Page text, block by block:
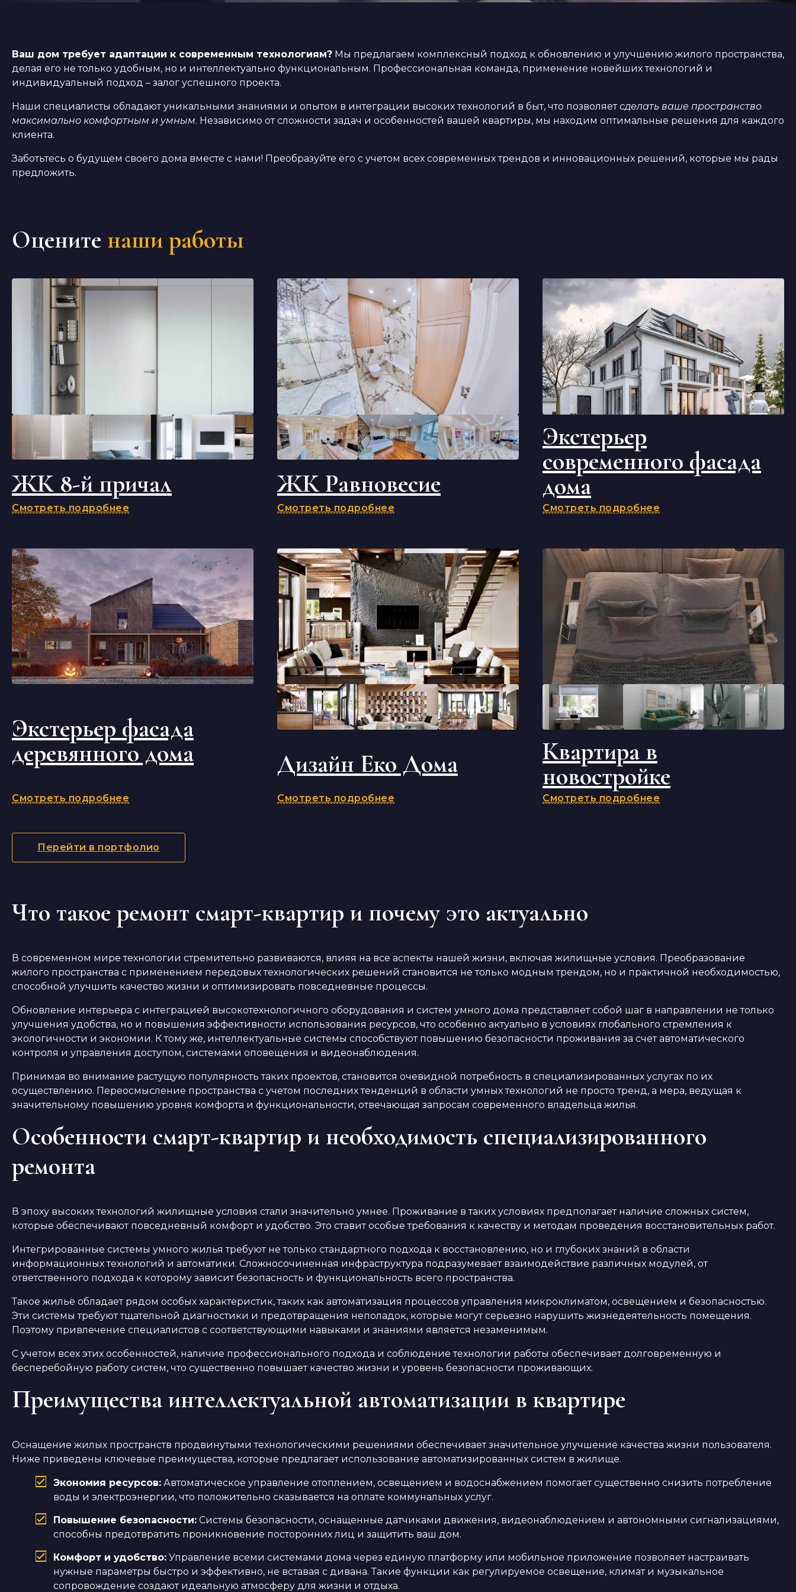
Ваш дом требует адаптации к современным технологиям? Мы предлагаем комплексный подход к обновлению и улучшению жилого пространства,
делая его не только удобным, но и интеллектуально функциональным. Профессиональная команда, применение новейших технологий и
индивидуальный подход – залог успешного проекта.
Наши специалисты обладают уникальными знаниями и опытом в интеграции высоких технологий в быт, что позволяетсделать ваше пространство
максимально комфортным и умным. Независимо от сложности задач и особенностей вашей квартиры, мы находим оптимальные решения для каждого
клиента.
Заботьтесь о будущем своего дома вместе с нами! Преобразуйте его с учетом всех современных трендов и инновационных решений, которые мы рады
предложить.
Оцените наши работы
ЖК 8-й причал
Смотреть подробнее
ЖК Равновесие
Смотреть подробнее
Экстерьер
современного фасада
дома
Смотреть подробнее
Экстерьер фасада
деревянного дома
Смотреть подробнее
Дизайн Еко Дома
Смотреть подробнее
Квартира в
новостройке
Смотреть подробнее
Перейти в портфолио
Что такое ремонт смарт-квартир и почему это актуально
В современном мире технологии стремительно развиваются, влияя на все аспекты нашей жизни, включая жилищные условия. Преобразование
жилого пространства с применением передовых технологических решений становится не только модным трендом, но и практичной необходимостью,
способной улучшить качество жизни и оптимизировать повседневные процессы.
Обновление интерьера с интеграцией высокотехнологичного оборудования и систем умного дома представляет собой шаг в направлении не только
улучшения удобства, но и повышения эффективности использования ресурсов, что особенно актуально в условиях глобального стремления к
экологичности и экономии. К тому же, интеллектуальные системы способствуют повышению безопасности проживания за счет автоматического
контроля и управления доступом, системами оповещения и видеонаблюдения.
Принимая во внимание растущую популярность таких проектов, становится очевидной потребность в специализированных услугах по их
осуществлению. Переосмысление пространства с учетом последних тенденций в области умных технологий не просто тренд, а мера, ведущая к
значительному повышению уровня комфорта и функциональности, отвечающая запросам современного владельца жилья.
Особенности смарт-квартир и необходимость специализированного
ремонта
В эпоху высоких технологий жилищные условия стали значительно умнее. Проживание в таких условиях предполагает наличие сложных систем,
которые обеспечивают повседневный комфорт и удобство. Это ставит особые требования к качеству и методам проведения восстановительных работ.
Интегрированные системы умного жилья требуют не только стандартного подхода к восстановлению, но и глубоких знаний в области
информационных технологий и автоматики. Сложносочиненная инфраструктура подразумевает взаимодействие различных модулей, от
ответственного подхода к которому зависит безопасность и функциональность всего пространства.
Такое жилье обладает рядом особых характеристик, таких как автоматизация процессов управления микроклиматом, освещением и безопасностью.
Эти системы требуют тщательной диагностики и предотвращения неполадок, которые могут серьезно нарушить жизнедеятельность помещения.
Поэтому привлечение специалистов с соответствующими навыками и знаниями является незаменимым.
С учетом всех этих особенностей, наличие профессионального подхода и соблюдение технологии работы обеспечивает долговременную и
бесперебойную работу систем, что существенно повышает качество жизни и уровень безопасности проживающих.
Преимущества интеллектуальной автоматизации в квартире
Оснащение жилых пространств продвинутыми технологическими решениями обеспечивает значительное улучшение качества жизни пользователя.
Ниже приведены ключевые преимущества, которые предлагает использование автоматизированных систем в жилище.
Экономия ресурсов: Автоматическое управление отоплением, освещением и водоснабжением помогает существенно снизить потребление
воды и электроэнергии, что положительно сказывается на оплате коммунальных услуг.
Повышение безопасности: Системы безопасности, оснащенные датчиками движения, видеонаблюдением и автономными сигнализациями,
способны предотвратить проникновение посторонних лиц и защитить ваш дом.
Комфорт и удобство: Управление всеми системами дома через единую платформу или мобильное приложение позволяет настраивать
нужные параметры быстро и эффективно, не вставая с дивана. Такие функции как регулируемое освещение, климат и музыкальное
сопровождение создают идеальную атмосферу для жизни и отдыха.